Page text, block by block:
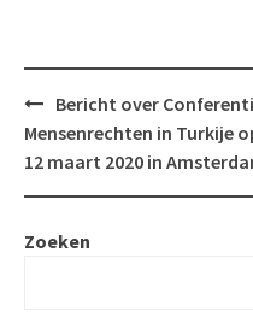
Bericht
navigatie
Bericht over
Mensenrechten in Turkije
12 maart 2020 in
Zoeken